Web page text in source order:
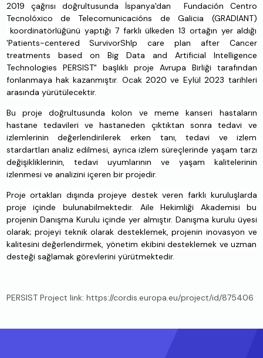
2019 çağrısı doğrultusunda İspanya'dan Fundación Centro
Tecnolóxico de Telecomunicacións de Galicia (GRADIANT)
koordinatörlüğünü yaptığı 7 farklı ülkeden 13 ortağın yer aldığı
'Patients-centered SurvivorShIp care plan after Cancer
treatments based on Big Data and Artificial Intelligence
Technologies PERSIST" başlıklı proje Avrupa Birliği tarafından
fonlanmaya hak kazanmıştır. Ocak 2020 ve Eylül 2023 tarihleri
arasında yürütülecektir.
Bu proje doğrultusunda kolon ve meme kanseri hastaların
hastane tedavileri ve hastaneden çıktıktan sonra tedavi ve
izlemlerinin değerlendirilerek erken tanı, tedavi ve izlem
stardartları analiz edilmesi, ayrıca izlem süreçlerinde yaşam tarzı
değişikliklerinin, tedavi uyumlarının ve yaşam kalitelerinin
izlenmesi ve analizini içeren bir projedir.
Proje ortakları dışında projeye destek veren farklı kuruluşlarda
proje içinde bulunabilmektedir. Aile Hekimliği Akademisi bu
projenin Danışma Kurulu içinde yer almıştır. Danışma kurulu üyesi
olarak; projeyi teknik olarak desteklemek, projenin inovasyon ve
kalitesini değerlendirmek, yönetim ekibini desteklemek ve uzman
desteği sağlamak görevlerini yürütmektedir.
PERSIST Project link: https://cordis.europa.eu/project/id/875406